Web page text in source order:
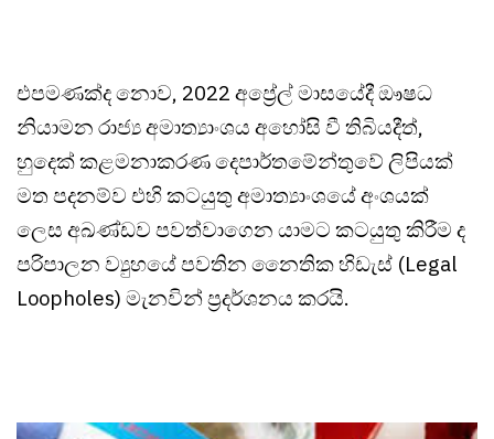
එපමණක්ද නොව, 2022 අප්‍රේල් මාසයේදී ඖෂධ
නියාමන රාජ්‍ය අමාත්‍යාංශය අහෝසි වී තිබියදීත්,
හුදෙක් කළමනාකරණ දෙපාර්තමේන්තුවේ ලිපියක්
මත පදනම්ව එහි කටයුතු අමාත්‍යාංශයේ අංශයක්
ලෙස අඛණ්ඩව පවත්වාගෙන යාමට කටයුතු කිරීම ද
පරිපාලන ව්‍යුහයේ පවතින නෛතික හිඩැස් (Legal
Loopholes) මැනවින් ප්‍රදර්ශනය කරයි.